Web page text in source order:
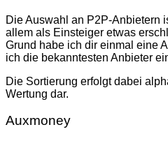
Die Auswahl an P2P-Anbietern
allem als Einsteiger etwas
Grund habe ich dir einmal eine
ich die bekanntesten Anbieter
Die Sortierung erfolgt dabei
Wertung dar.
Auxmoney